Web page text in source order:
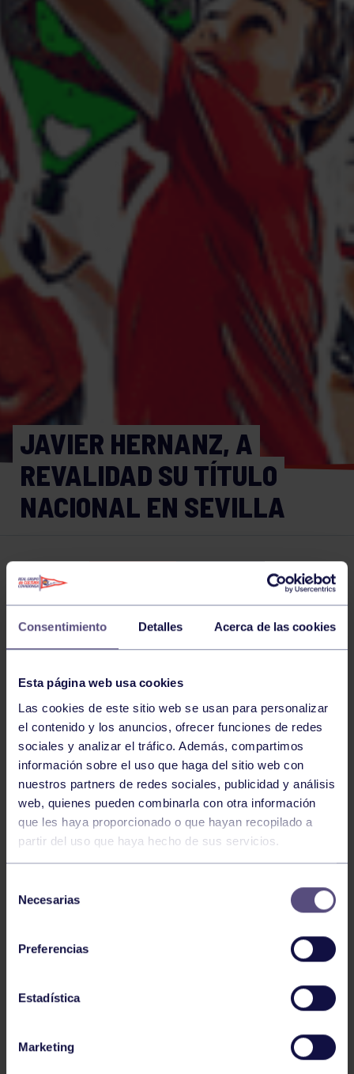
Consentimiento Detalles Acerca de las cookies
Esta página web usa cookies
Las cookies de este sitio web se usan para personalizar
el contenido y los anuncios, ofrecer funciones de redes
sociales y analizar el tráfico. Además, compartimos
información sobre el uso que haga del sitio web con
nuestros partners de redes sociales, publicidad y análisis
web, quienes pueden combinarla con otra información
que les haya proporcionado o que hayan recopilado a
partir del uso que haya hecho de sus servicios.
Necesarias
Preferencias
Estadística
Marketing
JAVIER HERNANZ, A
REVALIDAD SU TÍTULO
NACIONAL EN SEVILLA
NOTICIAS RELACIONADAS
Piragüismo 06 Ago 2026
CÉSAR ÁLVAREZ CONQUISTA EL MINI
SELLA
Piragüismo